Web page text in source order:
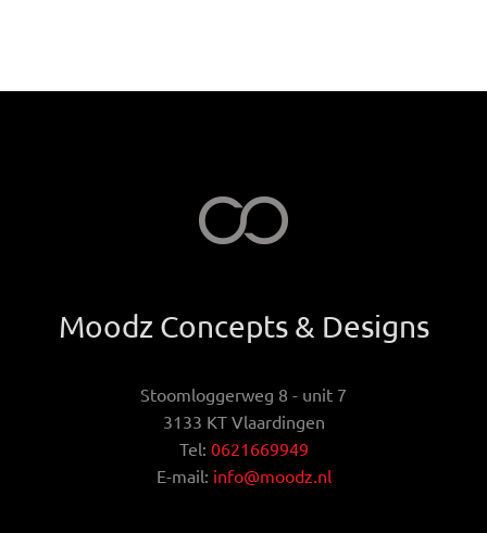
Moodz Concepts & Designs
Stoomloggerweg 8 - unit 7
3133 KT Vlaardingen
Tel: 0621669949
E-mail: info@moodz.nl